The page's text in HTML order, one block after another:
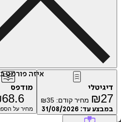
איזה פורמט בא לך?
₪ מחיר קודם: ₪35
עד:31/08/2026
מודפס
₪68.6
מחיר על הספר: ₪98